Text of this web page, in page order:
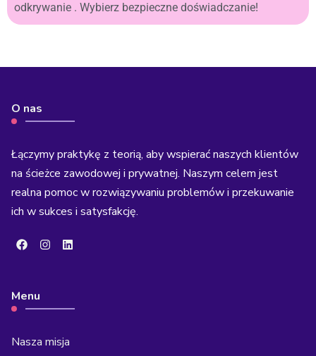
odkrywanie . Wybierz bezpieczne doświadczanie!
O nas
Łączymy praktykę z teorią, aby wspierać naszych klientów
na ścieżce zawodowej i prywatnej. Naszym celem jest
realna pomoc w rozwiązywaniu problemów i przekuwanie
ich w sukces i satysfakcję.
Menu
Nasza misja